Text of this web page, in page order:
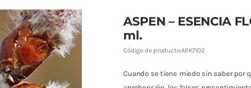
ASPEN – ESENCIA
ml.
Código de producto:ARK7102
Cuando se tiene miedo sin saber por